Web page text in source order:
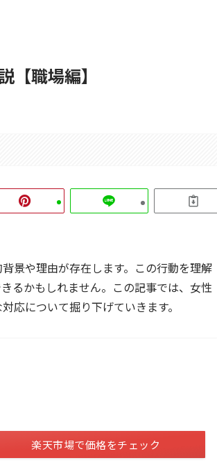
職場編】
景や理由が存在します。この行動を理解
るかもしれません。この記事では、女性
応について掘り下げていきます。
楽天市場で価格をチェック